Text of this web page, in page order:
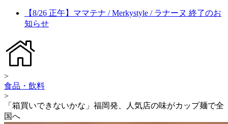
【8/26 正午】ママテナ / Merkystyle / ラナーヌ 終了のお
知らせ
>
食品・飲料
>
「箱買いできないかな」福岡発、人気店の味がカップ麺で全
国へ